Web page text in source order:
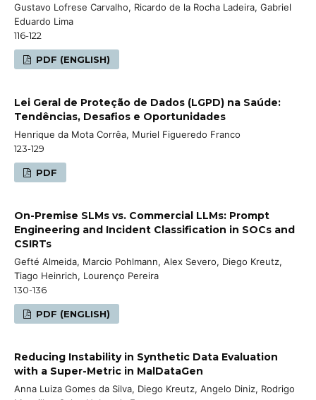
Gustavo Lofrese Carvalho, Ricardo de la Rocha Ladeira, Gabriel
Eduardo Lima
116-122
PDF (ENGLISH)
Lei Geral de Proteção de Dados (LGPD) na Saúde:
Tendências, Desafios e Oportunidades
Henrique da Mota Corrêa, Muriel Figueredo Franco
123-129
PDF
On-Premise SLMs vs. Commercial LLMs: Prompt
Engineering and Incident Classification in SOCs and
CSIRTs
Gefté Almeida, Marcio Pohlmann, Alex Severo, Diego Kreutz,
Tiago Heinrich, Lourenço Pereira
130-136
PDF (ENGLISH)
Reducing Instability in Synthetic Data Evaluation
with a Super-Metric in MalDataGen
Anna Luiza Gomes da Silva, Diego Kreutz, Angelo Diniz, Rodrigo